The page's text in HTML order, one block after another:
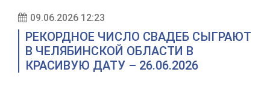
09.06.2026 12:23
РЕКОРДНОЕ ЧИСЛО СВАДЕБ СЫГРАЮТ
В ЧЕЛЯБИНСКОЙ ОБЛАСТИ В
КРАСИВУЮ ДАТУ – 26.06.2026